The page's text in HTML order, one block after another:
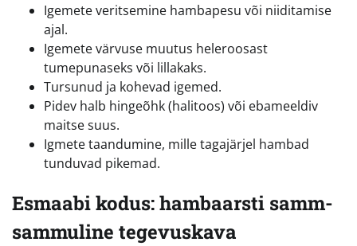
Igemete veritsemine hambapesu või niiditamise
ajal.
Igemete värvuse muutus heleroosast
tumepunaseks või lillakaks.
Tursunud ja kohevad igemed.
Pidev halb hingeõhk (halitoos) või ebameeldiv
maitse suus.
Igmete taandumine, mille tagajärjel hambad
tunduvad pikemad.
Esmaabi kodus: hambaarsti samm-
sammuline tegevuskava